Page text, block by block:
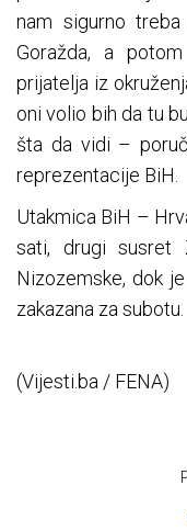
nam sigurno
Goražda, a
prijatelja iz
oni volio bih da tu
šta da vidi –
reprezentacije BiH.
Utakmica BiH –
sati, drugi susret
Nizozemske, dok
zakazana za subotu.
(Vijesti.ba / FENA)